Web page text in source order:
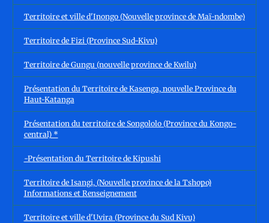
Territoire et ville d'Inongo (Nouvelle province de Maï-ndombe)
Territoire de Fizi (Province Sud-Kivu)
Territoire de Gungu (nouvelle province de Kwilu)
Présentation du Territoire de Kasenga, nouvelle Province du
Haut-Katanga
Présentation du territoire de Songololo (Province du Kongo-
central) *
-Présentation du Territoire de Kipushi
Territoire de Isangi, (Nouvelle province de la Tshopo)
Informations et Renseignement
Territoire et ville d'Uvira (Province du Sud Kivu)